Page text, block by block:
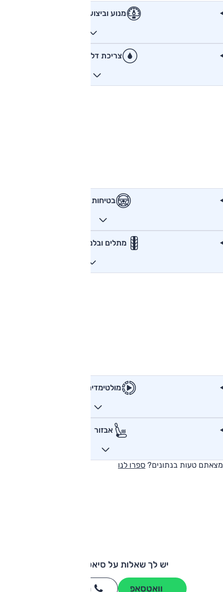
מנוע וביצועים
צריכת דלק
בטיחות
מתלים ובלמים
מולטימדיה
אבזור
מצאתם טעות בנתונים? ספרו לנו
יש לך שאלות על סיאט איביזה?
וואטסאפ חייגו